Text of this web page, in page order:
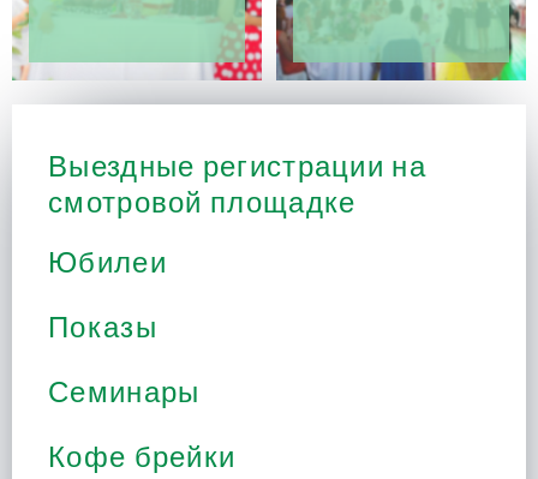
Выездные регистрации на
смотровой площадке
Юбилеи
Показы
Семинары
Кофе брейки